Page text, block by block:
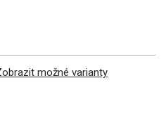
možné varianty